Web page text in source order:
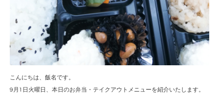
こんにちは、飯名です。
9月1日火曜日、本日のお弁当・テイクアウトメニューを紹介いたします。